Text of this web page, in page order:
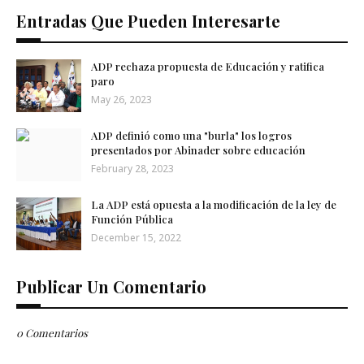
Entradas Que Pueden Interesarte
ADP rechaza propuesta de Educación y ratifica
paro
May 26, 2023
ADP definió como una "burla" los logros
presentados por Abinader sobre educación
February 28, 2023
La ADP está opuesta a la modificación de la ley de
Función Pública
December 15, 2022
Publicar Un Comentario
0 Comentarios